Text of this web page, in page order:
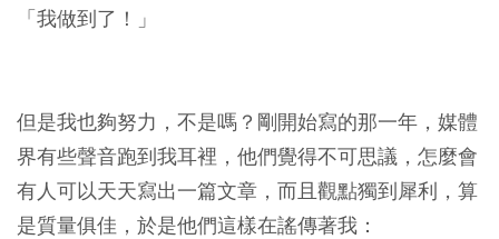
「我做到了！」
但是我也夠努力，不是嗎？剛開始寫的那一年，媒體
界有些聲音跑到我耳裡，他們覺得不可思議，怎麼會
有人可以天天寫出一篇文章，而且觀點獨到犀利，算
是質量俱佳，於是他們這樣在謠傳著我：